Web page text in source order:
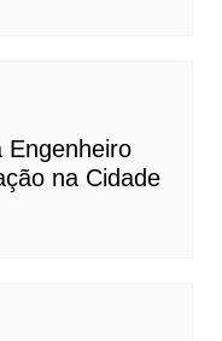
Engenheiro
na Cidade